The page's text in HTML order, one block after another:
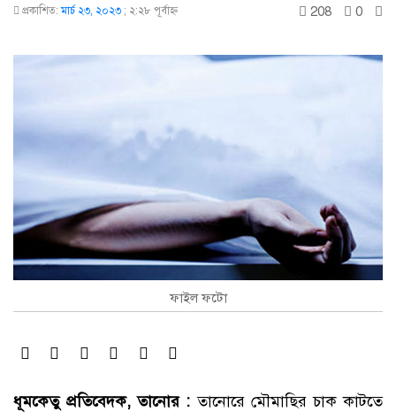
প্রকাশিত:মার্চ ২৩, ২০২৩ ; ২:২৮ পূর্বাহ্ণ 208 0
ফাইল ফটো
ধূমকেতু প্রতিবেদক, তানোর :তানোরে মৌমাছির চাক কাটতে